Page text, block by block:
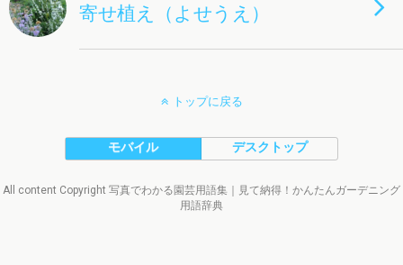
寄せ植え（よせうえ）
トップに戻る
モバイル デスクトップ
All content Copyright 写真でわかる園芸用語集｜見て納得！かんたんガーデニング
用語辞典